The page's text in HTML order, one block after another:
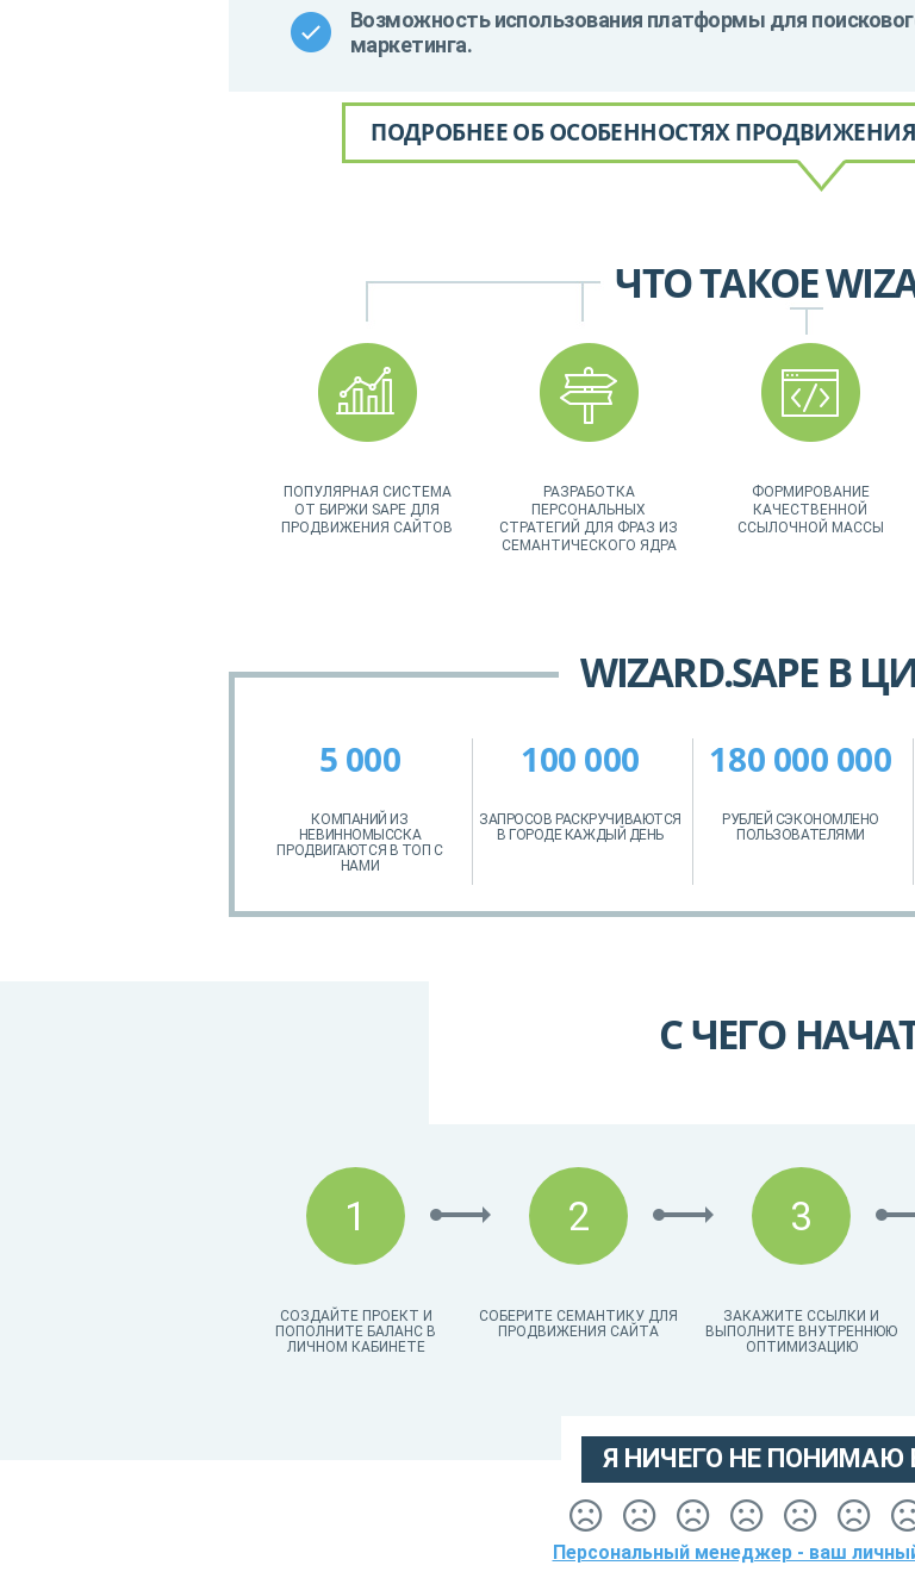
Возможность использования платформы для
маркетинга.
ПОДРОБНЕЕ ОБ ОСОБЕННОСТЯХ
ЧТО ТАКОЕ
ПОПУЛЯРНАЯ СИСТЕМА
ОТ БИРЖИ SAPE ДЛЯ
ПРОДВИЖЕНИЯ САЙТОВ
РАЗРАБОТКА
ПЕРСОНАЛЬНЫХ
СТРАТЕГИЙ ДЛЯ ФРАЗ ИЗ
СЕМАНТИЧЕСКОГО ЯДРА
ФОРМИРОВАНИЕ
КАЧЕСТВЕННОЙ
ССЫЛОЧНОЙ МАССЫ
WIZARD.SAPE В
5 000
КОМПАНИЙ ИЗ
НЕВИННОМЫССКА
ПРОДВИГАЮТСЯ В ТОП С
НАМИ
100 000
ЗАПРОСОВ РАСКРУЧИВАЮТСЯ
В ГОРОДЕ КАЖДЫЙ ДЕНЬ
180 000 000
РУБЛЕЙ СЭКОНОМЛЕНО
ПОЛЬЗОВАТЕЛЯМИ
С ЧЕГО
1
СОЗДАЙТЕ ПРОЕКТ И
ПОПОЛНИТЕ БАЛАНС В
ЛИЧНОМ КАБИНЕТЕ
2
СОБЕРИТЕ СЕМАНТИКУ ДЛЯ
ПРОДВИЖЕНИЯ САЙТА
3
ЗАКАЖИТЕ ССЫЛКИ И
ВЫПОЛНИТЕ ВНУТРЕННЮЮ
ОПТИМИЗАЦИЮ
Я НИЧЕГО НЕ ПОНИМАЮ В
Персональный менеджер - ваш